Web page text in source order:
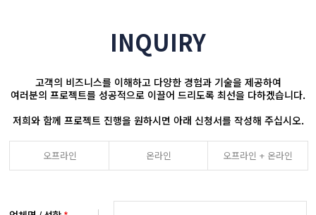
INQUIRY
고객의 비즈니스를 이해하고 다양한 경험과 기술을 제공하여
여러분의 프로젝트를 성공적으로 이끌어 드리도록 최선을 다하겠습니다.
저희와 함께 프로젝트 진행을 원하시면 아래 신청서를 작성해 주십시오.
오프라인 온라인 오프라인 + 온라인